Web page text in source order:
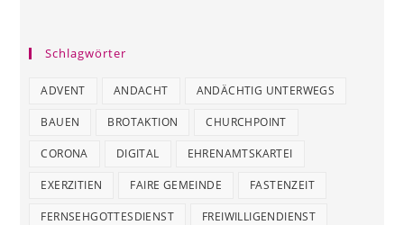
Schlagwörter
ADVENT ANDACHT ANDÄCHTIG UNTERWEGS
BAUEN BROTAKTION CHURCHPOINT
CORONA DIGITAL EHRENAMTSKARTEI
EXERZITIEN FAIRE GEMEINDE FASTENZEIT
FERNSEHGOTTESDIENST FREIWILLIGENDIENST